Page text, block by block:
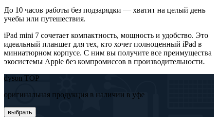
До 10 часов работы без подзарядки — хватит на целый день
учебы или путешествия.
iPad mini 7 сочетает компактность, мощность и удобство. Это
идеальный планшет для тех, кто хочет полноценный iPad в
миниатюрном корпусе. С ним вы получите все преимущества
экосистемы Apple без компромиссов в производительности.
dyson TOP
оригинальная продукция в наличии в уфе
выбрать